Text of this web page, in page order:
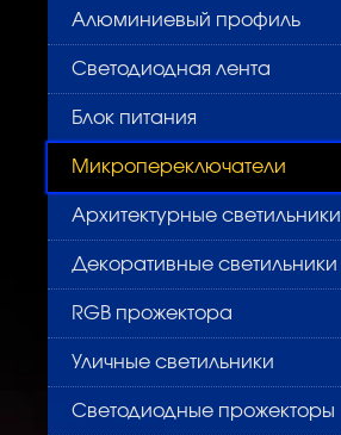
Алюминиевый профиль
Светодиодная лента
Блок питания
Микропереключатели
Архитектурные светильники
Декоративные светильники
RGB прожектора
Уличные светильники
Светодиодные прожекторы